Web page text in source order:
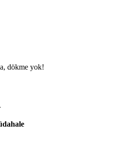
dökme yok!